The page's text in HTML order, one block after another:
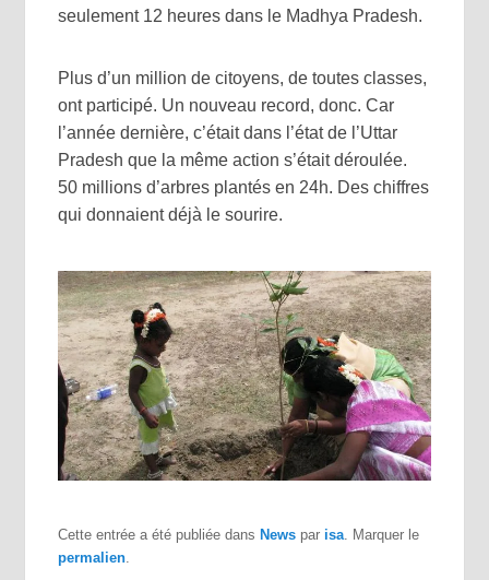
seulement 12 heures dans le Madhya Pradesh.
Plus d’un million de citoyens, de toutes classes,
ont participé. Un nouveau record, donc. Car
l’année dernière, c’était dans l’état de l’Uttar
Pradesh que la même action s’était déroulée.
50 millions d’arbres plantés en 24h. Des chiffres
qui donnaient déjà le sourire.
Cette entrée a été publiée dansNews par isa . Marquer le
permalien